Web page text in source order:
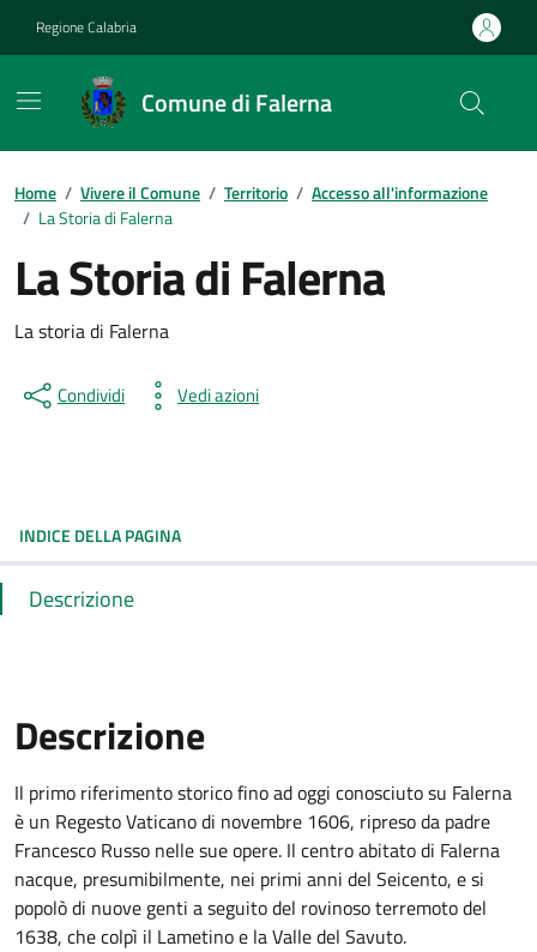
Regione Calabria
Comune di Falerna
Home / Vivere il Comune / Territorio / Accesso all'informazione
/ La Storia di Falerna
La Storia di Falerna
La storia di Falerna
Condividi Vedi azioni
INDICE DELLA PAGINA
Descrizione
Descrizione
Il primo riferimento storico fino ad oggi conosciuto su Falerna
è un Regesto Vaticano di novembre 1606, ripreso da padre
Francesco Russo nelle sue opere. Il centro abitato di Falerna
nacque, presumibilmente, nei primi anni del Seicento, e si
popolò di nuove genti a seguito del rovinoso terremoto del
1638, che colpì il Lametino e la Valle del Savuto.